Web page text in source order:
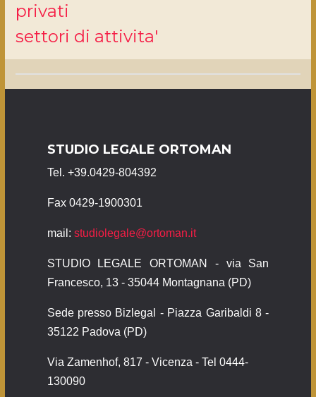
privati
settori di attivita'
STUDIO LEGALE ORTOMAN
Tel. +39.0429-804392
Fax 0429-1900301
mail: studiolegale@ortoman.it
STUDIO LEGALE ORTOMAN - via San
Francesco, 13 - 35044 Montagnana (PD)
Sede presso Bizlegal - Piazza Garibaldi 8 -
35122 Padova (PD)
Via Zamenhof, 817 - Vicenza - Tel 0444-
130090